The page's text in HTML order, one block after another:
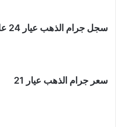
سجل جرام الذهب عيار 24 على نحو 4057.25 جنيه.
سعر جرام الذهب عيار 21